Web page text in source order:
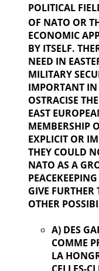
POLITICAL
OF NATO OR
ECONOMIC
BY ITSELF.
NEED IN
MILITARY
IMPORTANT
OSTRACISE
EAST
MEMBERSHIP
EXPLICIT OR
THEY COULD
NATO AS A
GIVE FURTHER
OTHER
A) DES
COMME
LA